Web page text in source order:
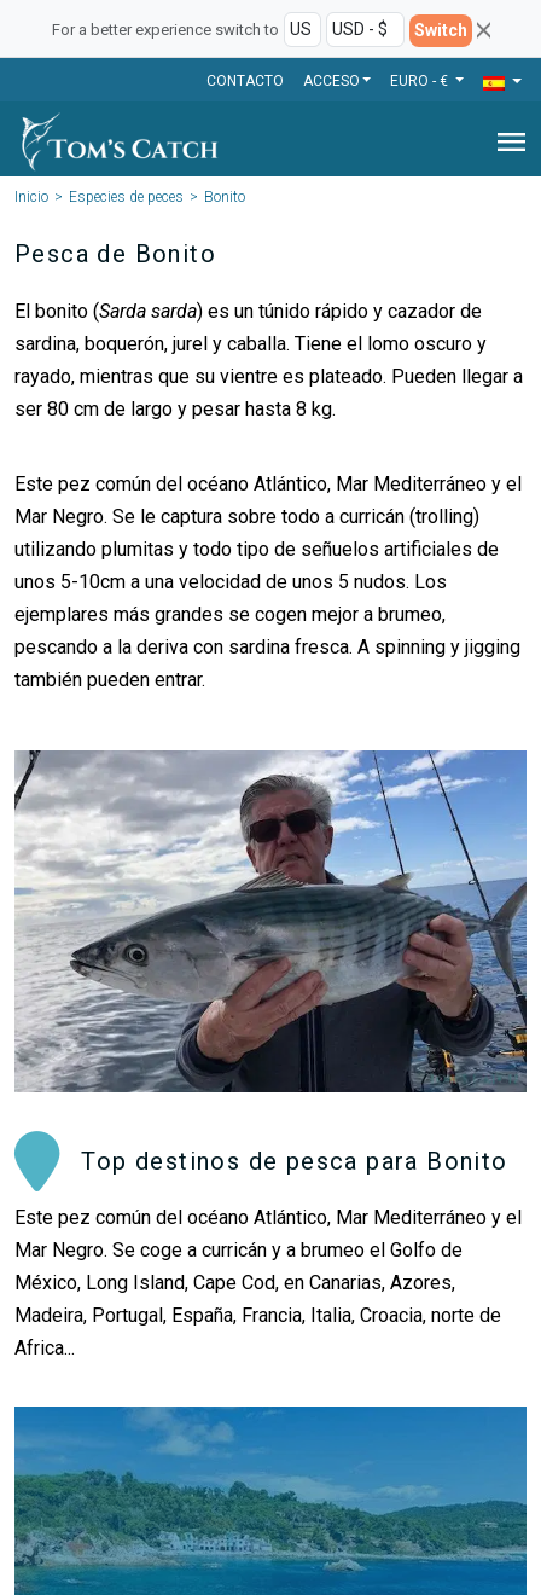
For a better experience switch to Switch
CONTACTO ACCESO EURO - €
menu
Inicio Especies de peces Bonito
Pesca de Bonito
El bonito (Sarda sarda) es un túnido rápido y cazador de
sardina, boquerón, jurel y caballa. Tiene el lomo oscuro y
rayado, mientras que su vientre es plateado. Pueden llegar a
ser 80 cm de largo y pesar hasta 8 kg.
Este pez común del océano Atlántico, Mar Mediterráneo y el
Mar Negro. Se le captura sobre todo a curricán (trolling)
utilizando plumitas y todo tipo de señuelos artificiales de
unos 5-10cm a una velocidad de unos 5 nudos. Los
ejemplares más grandes se cogen mejor a brumeo,
pescando a la deriva con sardina fresca. A spinning y jigging
también pueden entrar.
Top destinos de pesca para Bonito
Este pez común del océano Atlántico, Mar Mediterráneo y el
Mar Negro. Se coge a curricán y a brumeo el Golfo de
México, Long Island, Cape Cod, en Canarias, Azores,
Madeira, Portugal, España, Francia, Italia, Croacia, norte de
Africa...